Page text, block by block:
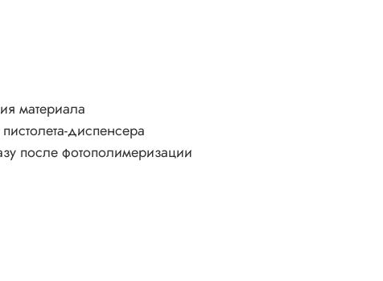
материала
диспенсера
после фотополимеризации